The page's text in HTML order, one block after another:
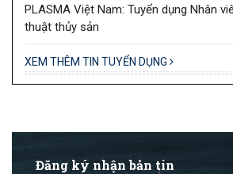
PLASMA Việt Nam: Tuyển dụng Nhân
thuật thủy sản
XEM THÊM TIN TUYỂN DỤNG
Đăng ký nhận bản tin